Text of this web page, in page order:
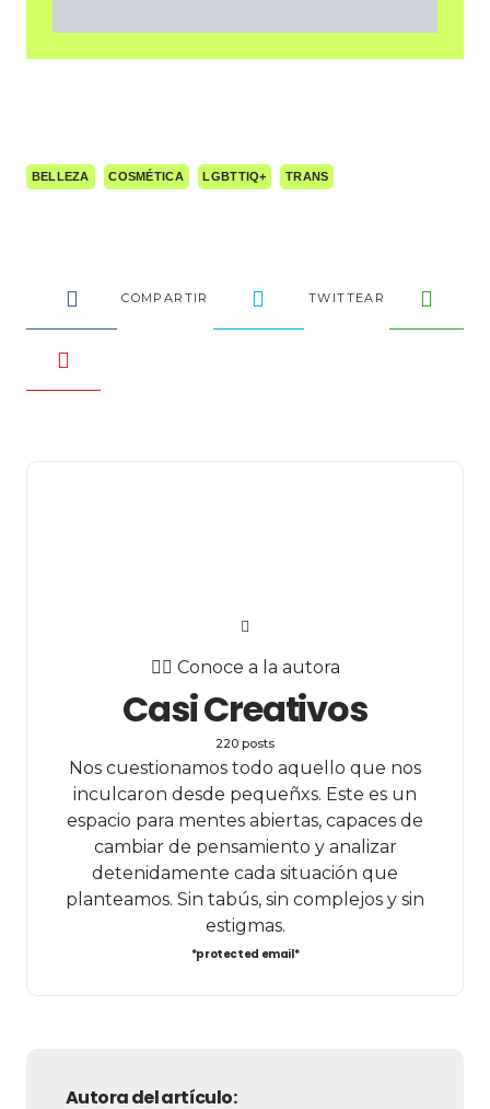
BELLEZA COSMÉTICA LGBTTIQ+ TRANS
COMPARTIR TWITTEAR
✍🏻 Conoce a la autora
Casi Creativos
220 posts
Nos cuestionamos todo aquello que nos
inculcaron desde pequeñxs. Este es un
espacio para mentes abiertas, capaces de
cambiar de pensamiento y analizar
detenidamente cada situación que
planteamos. Sin tabús, sin complejos y sin
estigmas.
*protected email*
Autora del artículo: